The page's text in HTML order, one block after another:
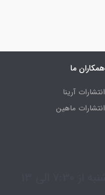
همکاران ما
انتشارات آرینا
انتشارات ماهین